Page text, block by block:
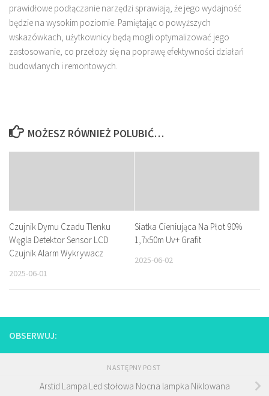
prawidłowe podłączanie narzędzi sprawiają, że jego wydajność
będzie na wysokim poziomie. Pamiętając o powyższych
wskazówkach, użytkownicy będą mogli optymalizować jego
zastosowanie, co przełoży się na poprawę efektywności działań
budowlanych i remontowych.
MOŻESZ RÓWNIEŻ POLUBIĆ…
Czujnik Dymu Czadu Tlenku
Węgla Detektor Sensor LCD
Czujnik Alarm Wykrywacz
2025-06-01
Siatka Cieniująca Na Płot 90%
1,7x50m Uv+ Grafit
2025-06-02
OBSERWUJ:
NASTĘPNY POST
Arstid Lampa Led stołowa Nocna lampka Niklowana